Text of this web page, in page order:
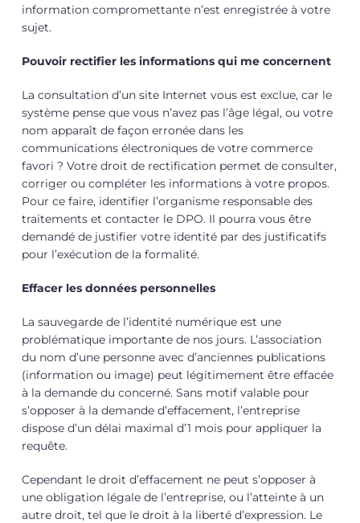
information compromettante n’est enregistrée à votre
sujet.
Pouvoir rectifier les informations qui me concernent
La consultation d’un site Internet vous est exclue, car le
système pense que vous n’avez pas l’âge légal, ou votre
nom apparaît de façon erronée dans les
communications électroniques de votre commerce
favori ? Votre droit de rectification permet de consulter,
corriger ou compléter les informations à votre propos.
Pour ce faire, identifier l’organisme responsable des
traitements et contacter le DPO. Il pourra vous être
demandé de justifier votre identité par des justificatifs
pour l’exécution de la formalité.
Effacer les données personnelles
La sauvegarde de l’identité numérique est une
problématique importante de nos jours. L’association
du nom d’une personne avec d’anciennes publications
(information ou image) peut légitimement être effacée
à la demande du concerné. Sans motif valable pour
s’opposer à la demande d’effacement, l’entreprise
dispose d’un délai maximal d’1 mois pour appliquer la
requête.
Cependant le droit d’effacement ne peut s’opposer à
une obligation légale de l’entreprise, ou l’atteinte à un
autre droit, tel que le droit à la liberté d’expression. Le